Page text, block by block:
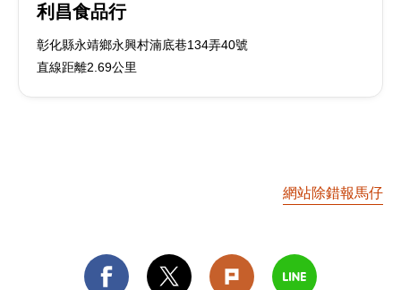
利昌食品行
彰化縣永靖鄉永興村湳底巷134弄40號
直線距離2.69公里
網站除錯報馬仔